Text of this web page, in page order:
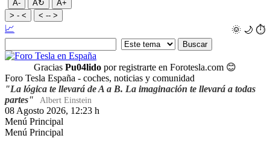
A- A↻
A+
> - <
< -- >
🌞 🌙 ⏱️
📈
Gracias Pu04lido por registrarte en Forotesla.com 😊
Foro Tesla España - coches, noticias y comunidad
"La lógica te llevará de A a B. La imaginación te llevará a todas
partes"
Albert Einstein
08 Agosto 2026, 12:23 h
Menú Principal
Menú Principal